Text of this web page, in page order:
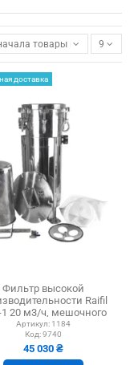
товары в наличии
9
доставка
Фильтр высокой
Raifil
1 20 м3/ч, мешочного
типа
Артикул: 1184
Код:9740
45 030 ₴